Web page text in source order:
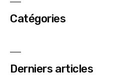
Catégories
Derniers articles